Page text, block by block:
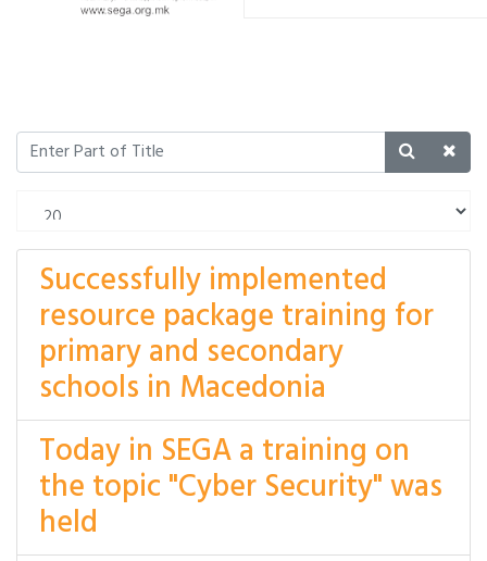
Successfully implemented
resource package training for
primary and secondary
schools in Macedonia
Today in SEGA a training on
the topic "Cyber Security" was
held